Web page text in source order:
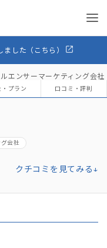
した（こちら）
エンサーマーケティング会社
・プラン 口コミ・評判
会社
クチコミを見てみる↓